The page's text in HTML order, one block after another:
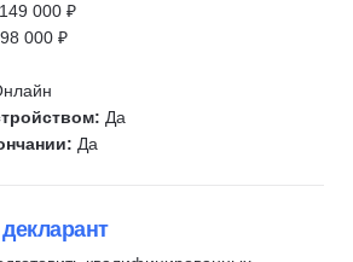
бизнеса
149 000 ₽
000 ₽
Да
Да